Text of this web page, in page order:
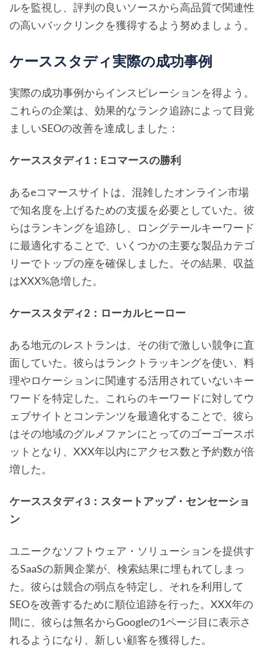
ルを監視し、評判の良いソースから高品質で関連性
の高いバックリンクを獲得するよう努めましょう。
ケーススタディ実際の成功事例
実際の成功事例からインスピレーションを得よう。
これらの企業は、効果的なランク追跡によって目覚
ましいSEOの改善を達成しました：
ケーススタディ1：Eコマースの勝利
あるeコマースサイトは、混雑したオンライン市場
で知名度を上げるための支援を必要としていた。彼
らはランキングを追跡し、ロングテールキーワード
に最適化することで、いくつかの主要な製品カテゴ
リーでトップの座を確保しました。その結果、収益
はXXX%急増した。
ケーススタディ2：ローカルヒーロー
ある地元のレストランは、その街で激しい競争に直
面していた。彼らはランクトラッキングを使い、料
理やロケーションに関連する活用されていないキー
ワードを特定した。これらのキーワードに対してウ
ェブサイトとコンテンツを最適化することで、彼ら
はその地域のグルメファンにとってのゴーゴースポ
ットとなり、XXX年以内にアクセス数と予約数が倍
増した。
ケーススタディ3：スタートアップ・センセーショ
ン
ユニークなソフトウェア・ソリューションを提供す
るSaaSの新興企業が、検索結果に埋もれてしまっ
た。彼らは競合の弱点を特定し、それを利用して
SEOを改善するために順位追跡を行った。XXX年の
間に、彼らは無名からGoogleの1ページ目に表示さ
れるようになり、新しい顧客を獲得した。